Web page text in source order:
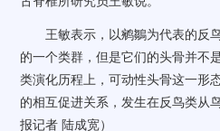
王敏表示，以鹓鶵为代表的反鸟
的一个类群，但是它们的头骨并不
类演化历程上，可动性头骨这一形
的相互促进关系，发生在反鸟类从
报记者 陆成宽）